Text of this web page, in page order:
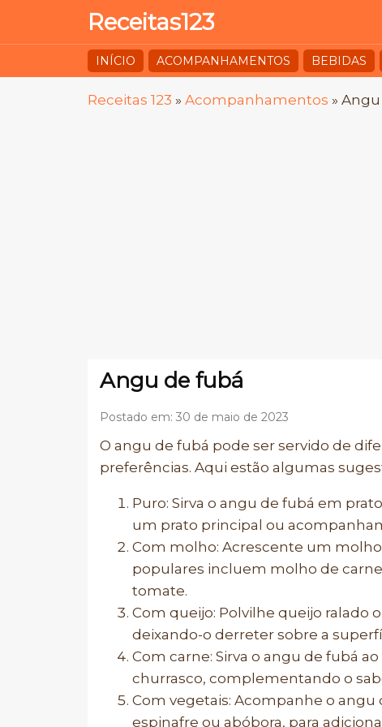
Receitas123
INÍCIO ACOMPANHAMENTOS BEBIDAS
Receitas 123 » Acompanhamentos »
Angu de fubá
Postado em: 30 de maio de 2023
O angu de fubá pode ser servido de
preferências. Aqui estão algumas
Puro: Sirva o angu de fubá em
um prato principal ou
Com molho: Acrescente um
populares incluem molho de
tomate.
Com queijo: Polvilhe queijo ralado
deixando-o derreter sobre a
Com carne: Sirva o angu de fubá
churrasco, complementando o
Com vegetais: Acompanhe o
espinafre ou abóbora, para